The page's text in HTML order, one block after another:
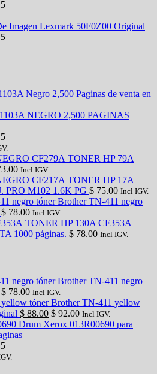
Imagen Lexmark 50F0Z00 Original
NEGRO 2,500 PAGINAS
TONER HP 79A
Incl IGV.
TONER HP 17A
PRO M102 1.6K PG $ 75.00 Incl IGV.
tóner Brother TN-411 negro
$ 78.00 Incl IGV.
TONER HP 130A CF353A
1000 páginas. $ 78.00 Incl IGV.
tóner Brother TN-411 negro
$ 78.00 Incl IGV.
tóner Brother TN-411 yellow
$ 88.00 $92.00 Incl IGV.
Drum Xerox 013R00690 para